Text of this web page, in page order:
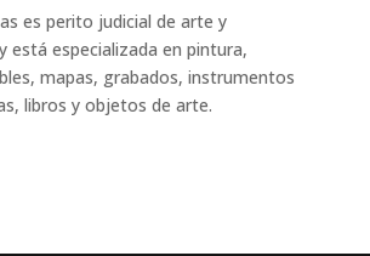
es perito judicial de arte y
está especializada en pintura,
mapas, grabados, instrumentos
libros y objetos de arte.